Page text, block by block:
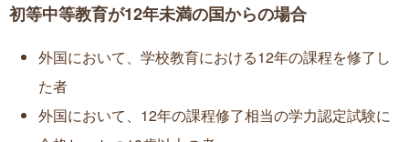
初等中等教育が12年未満の国からの場合
外国において、学校教育における12年の課程を修了し
た者
外国において、12年の課程修了相当の学力認定試験に